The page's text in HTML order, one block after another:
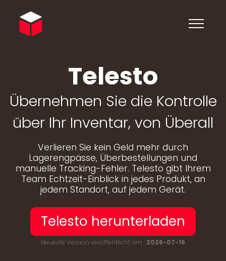
Telesto
Übernehmen Sie die Kontrolle
über Ihr Inventar, von Überall
Verlieren Sie kein Geld mehr durch
Lagerengpässe, Überbestellungen und
manuelle Tracking-Fehler. Telesto gibt Ihrem
Team Echtzeit-Einblick in jedes Produkt, an
jedem Standort, auf jedem Gerät.
Telesto herunterladen
Neueste Version veröffentlicht am : 2026-07-16